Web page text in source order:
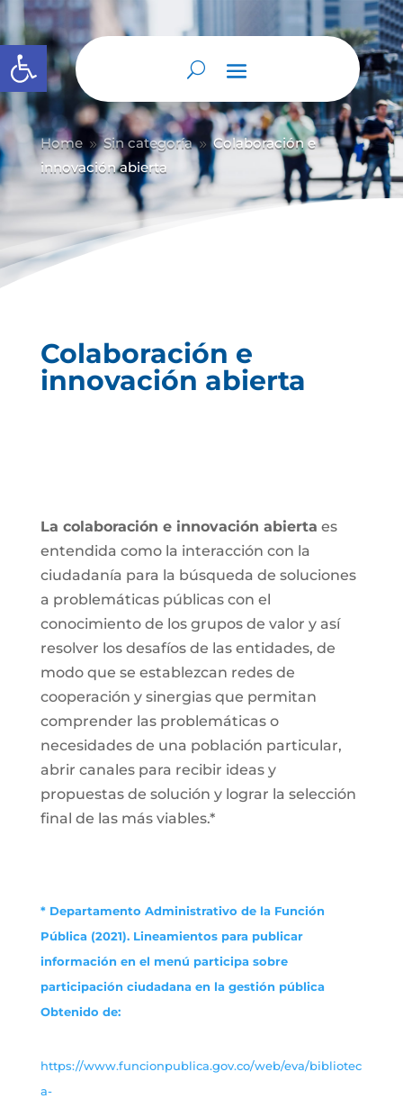
Abrir barra de herramientas
Home 9 Sin categoría 9 Colaboración e
innovación abierta
Colaboración e
innovación abierta
La colaboración e innovación abierta es
entendida como la interacción con la
ciudadanía para la búsqueda de soluciones
a problemáticas públicas con el
conocimiento de los grupos de valor y así
resolver los desafíos de las entidades, de
modo que se establezcan redes de
cooperación y sinergias que permitan
comprender las problemáticas o
necesidades de una población particular,
abrir canales para recibir ideas y
propuestas de solución y lograr la selección
final de las más viables.*
* Departamento Administrativo de la Función
Pública (2021). Lineamientos para publicar
información en el menú participa sobre
participación ciudadana en la gestión pública
Obtenido de:
https://www.funcionpublica.gov.co/web/eva/bibliotec
a-